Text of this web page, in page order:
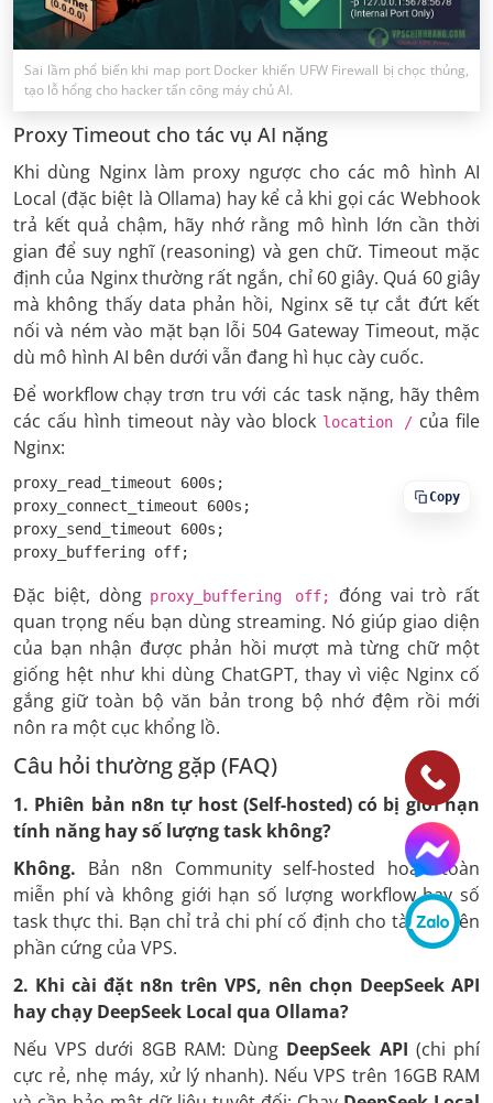
Sai lầm phổ biến khi map port Docker khiến UFW Firewall bị chọc thủng,
tạo lỗ hổng cho hacker tấn công máy chủ AI.
Proxy Timeout cho tác vụ AI nặng
Khi dùng Nginx làm proxy ngược cho các mô hình AI
Local (đặc biệt là Ollama) hay kể cả khi gọi các Webhook
trả kết quả chậm, hãy nhớ rằng mô hình lớn cần thời
gian để suy nghĩ (reasoning) và gen chữ. Timeout mặc
định của Nginx thường rất ngắn, chỉ 60 giây. Quá 60 giây
mà không thấy data phản hồi, Nginx sẽ tự cắt đứt kết
nối và ném vào mặt bạn lỗi 504 Gateway Timeout, mặc
dù mô hình AI bên dưới vẫn đang hì hục cày cuốc.
Để workflow chạy trơn tru với các task nặng, hãy thêm
các cấu hình timeout này vào block location / của file
Nginx:
proxy_read_timeout 600s;
proxy_connect_timeout 600s;
proxy_send_timeout 600s;
proxy_buffering off;
Copy
Đặc biệt, dòng proxy_buffering off;
đóng vai trò rất
quan trọng nếu bạn dùng streaming. Nó giúp giao diện
của bạn nhận được phản hồi mượt mà từng chữ một
giống hệt như khi dùng ChatGPT, thay vì việc Nginx cố
gắng giữ toàn bộ văn bản trong bộ nhớ đệm rồi mới
nôn ra một cục khổng lồ.
Câu hỏi thường gặp (FAQ)
1. Phiên bản n8n tự host (Self-hosted) có bị giới hạn
tính năng hay số lượng task không?
Không. Bản n8n Community self-hosted hoàn toàn
miễn phí và không giới hạn số lượng workflow hay số
task thực thi. Bạn chỉ trả chi phí cố định cho tài nguyên
phần cứng của VPS.
2. Khi cài đặt n8n trên VPS, nên chọn DeepSeek API
hay chạy DeepSeek Local qua Ollama?
Nếu VPS dưới 8GB RAM: Dùng DeepSeek API (chi phí
cực rẻ, nhẹ máy, xử lý nhanh). Nếu VPS trên 16GB RAM